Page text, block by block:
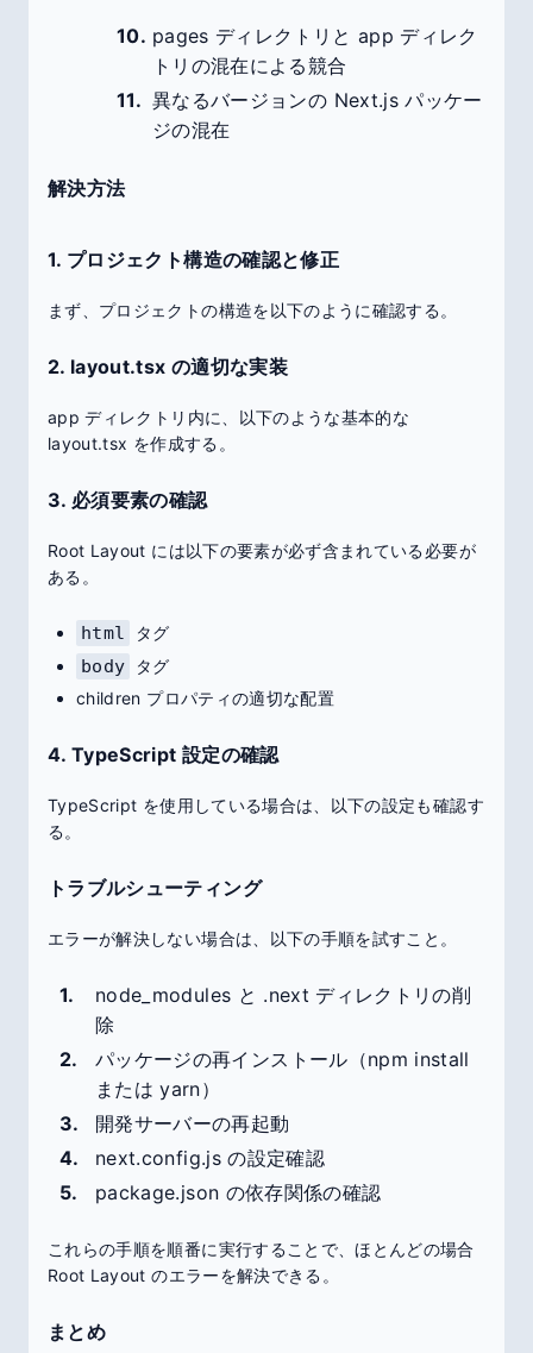
pages ディレクトリと app ディレク
トリの混在による競合
異なるバージョンの Next.js パッケー
ジの混在
解決方法
1. プロジェクト構造の確認と修正
まず、プロジェクトの構造を以下のように確認する。
2. layout.tsx の適切な実装
app ディレクトリ内に、以下のような基本的な
layout.tsx を作成する。
3. 必須要素の確認
Root Layout には以下の要素が必ず含まれている必要が
ある。
html タグ
body
タグ
children プロパティの適切な配置
4. TypeScript 設定の確認
TypeScript を使用している場合は、以下の設定も確認す
る。
トラブルシューティング
エラーが解決しない場合は、以下の手順を試すこと。
node_modules と .next ディレクトリの削
除
パッケージの再インストール（npm install
または yarn）
開発サーバーの再起動
next.config.js の設定確認
package.json の依存関係の確認
これらの手順を順番に実行することで、ほとんどの場合
Root Layout のエラーを解決できる。
まとめ